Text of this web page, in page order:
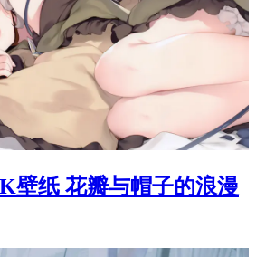
壁纸 花瓣与帽子的浪漫